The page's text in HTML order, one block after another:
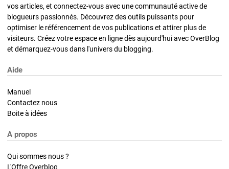
vos articles, et connectez-vous avec une communauté active de
blogueurs passionnés. Découvrez des outils puissants pour
optimiser le référencement de vos publications et attirer plus de
visiteurs. Créez votre espace en ligne dès aujourd'hui avec OverBlog
et démarquez-vous dans l'univers du blogging.
Aide
Manuel
Contactez nous
Boite à idées
A propos
Qui sommes nous ?
L'Offre Overblog